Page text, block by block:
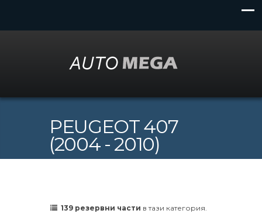
PEUGEOT 407
(2004 - 2010)
139 резервни части в тази категория.